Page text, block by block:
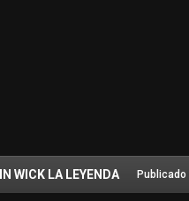
WICK LA LEYENDA Publicado